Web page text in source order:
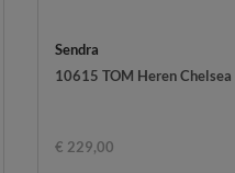
Sendra
10615 TOM Heren Chelsea
€ 229,00